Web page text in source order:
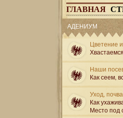
ГЛАВНАЯ
АДЕНИУМ
Цветение
Наши
Как сеем,
Уход,
Как
Место под